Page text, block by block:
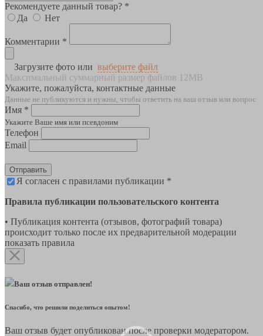
Рекомендуете данный товар? *
Да
Нет
Комментарии *
Загрузите фото или выберите файл
Максимальный суммарный размер файлов 12MB
Укажите, пожалуйста, контактные данные
Данные не публикуются и нужны, чтобы ответить на ваш отзыв или вопрос
Имя *
Укажите Ваше имя или псевдоним
Телефон
Email
Отправить
Я согласен с правилами публикации *
Правила публикации пользовательского контента
• Публикация контента (отзывов, фотографий товара)
происходит только после их предварительной модерации
показать правила
Ваш отзыв отправлен!
Спасибо, что решили поделиться опытом!
Ваш отзыв будет опубликован после проверки модератором.